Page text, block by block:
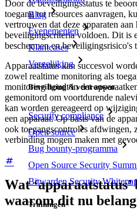
Blog
Evenementen
Klantcases
Vergelijking
Beveiliging & vertrouwen
Security compliance
Open source
Bug bounty-programma
Open Source Security
Bitwarden Security
Trainingen
Door de beveiligingsstatus te
toegang tot resources aanvragen,
vertrouwen dat deze apparaten
beveiligingscriteria voldoen. Dit is
beschermen en beveiligingsrisico's
Apparaatstatus kan succesvol
zowel realtime monitoring als
monitoring houdt in dat
gemonitord om voortdurende
kan worden gereageerd op
een apparaat. Op basis van de
ook toegangscontroles afdwingen,
verbinding mogen maken met
Wat ‘apparaatstatus’
waarom dit nu